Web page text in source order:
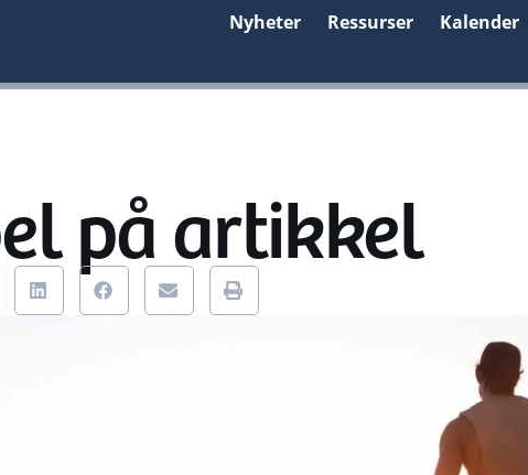
Nyheter Ressurser Kalender
på artikkel